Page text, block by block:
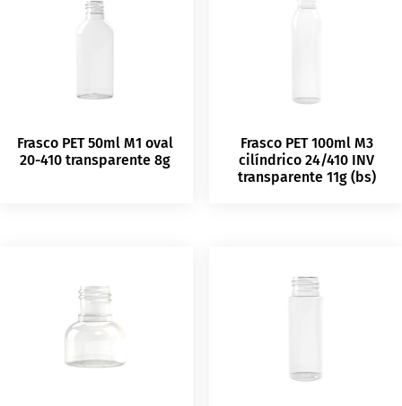
Frasco PET 50ml M1 oval
20-410 transparente 8g
Frasco PET 100ml M3
cilíndrico 24/410 INV
transparente 11g (bs)